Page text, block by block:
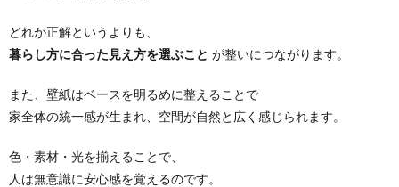
どれが正解というよりも、
暮らし方に合った見え方を選ぶこと が整いにつながります。
また、壁紙はベースを明るめに整えることで
家全体の統一感が生まれ、空間が自然と広く感じられます。
色・素材・光を揃えることで、
人は無意識に安心感を覚えるのです。